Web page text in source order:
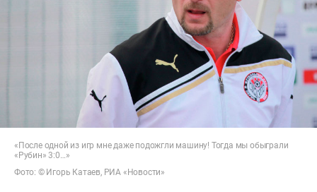
«После одной из игр мне даже подожгли машину! Тогда мы обыграли
«Рубин» 3:0…»
Фото: © Игорь Катаев, РИА «Новости»